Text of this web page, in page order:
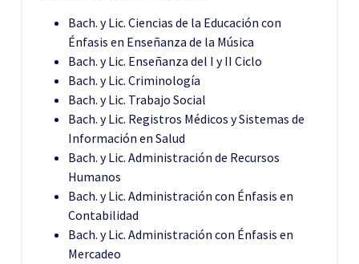
Bach. y Lic. Ciencias de la Educación con
Énfasis en Enseñanza de la Música
Bach. y Lic. Enseñanza del I y II Ciclo
Bach. y Lic. Criminología
Bach. y Lic. Trabajo Social
Bach. y Lic. Registros Médicos y Sistemas de
Información en Salud
Bach. y Lic. Administración de Recursos
Humanos
Bach. y Lic. Administración con Énfasis en
Contabilidad
Bach. y Lic. Administración con Énfasis en
Mercadeo